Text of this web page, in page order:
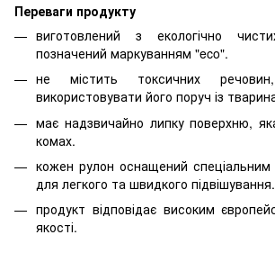
Переваги продукту
виготовлений з екологічно
позначений маркуванням "eco".
не містить токсичних
використовувати його поруч із
має надзвичайно липку поверхню,
комах.
кожен рулон оснащений
для легкого та швидкого підвішування.
продукт відповідає високим
якості.